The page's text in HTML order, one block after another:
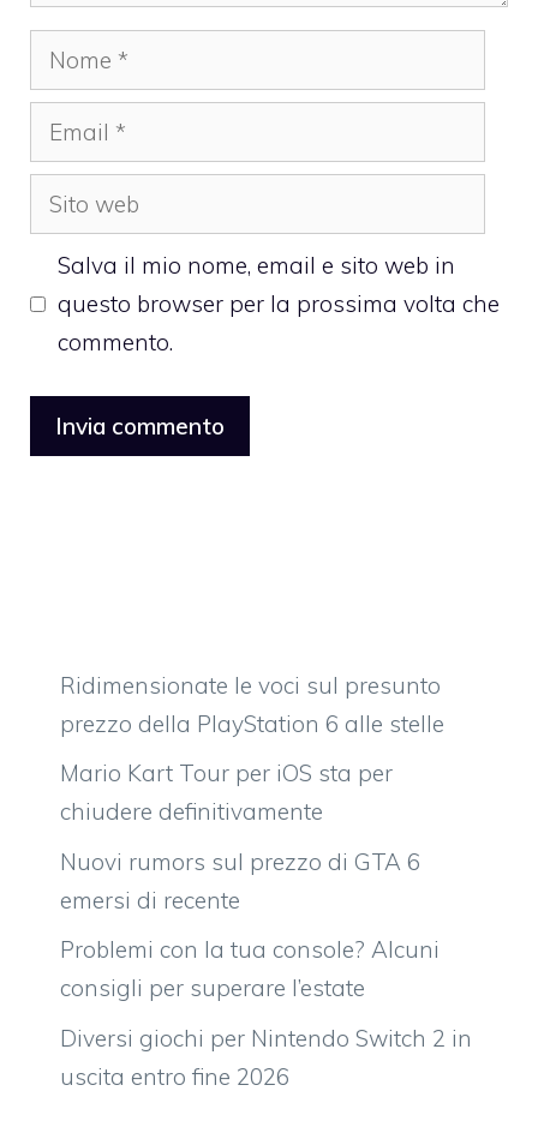
Nome
Email
Sito
web
Salva il mio nome, email e sito web in
questo browser per la prossima volta che
commento.
Ridimensionate le voci sul presunto
prezzo della PlayStation 6 alle stelle
Mario Kart Tour per iOS sta per
chiudere definitivamente
Nuovi rumors sul prezzo di GTA 6
emersi di recente
Problemi con la tua console? Alcuni
consigli per superare l’estate
Diversi giochi per Nintendo Switch 2 in
uscita entro fine 2026